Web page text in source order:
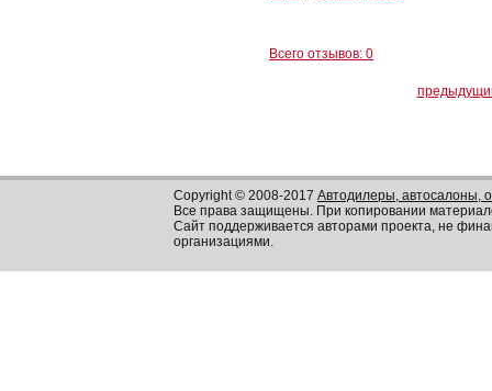
Всего отзывов: 0
Copyright © 2008-2017 Автодилеры, автосалоны,
Все права защищены. При копировании
Сайт поддерживается авторами проекта, не
организациями.